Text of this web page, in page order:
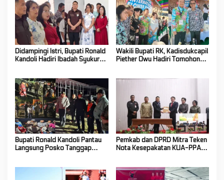
Didampingi Istri, Bupati Ronald
Kandoli Hadiri Ibadah Syukur
Wakili Bupati RK, Kadisdukcapil
Piether Owu Hadiri Tomohon
Bupati Ronald Kandoli Pantau
Langsung Posko Tanggap
Pemkab dan DPRD Mitra Teken
Nota Kesepakatan KUA-PPAS